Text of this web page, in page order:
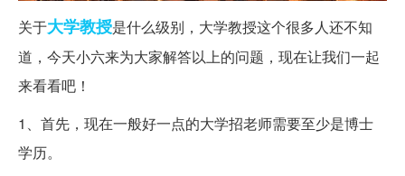
关于大学教授是什么级别，大学教授这个很多人还不知
道，今天小六来为大家解答以上的问题，现在让我们一起
来看看吧！
1、首先，现在一般好一点的大学招老师需要至少是博士
学历。